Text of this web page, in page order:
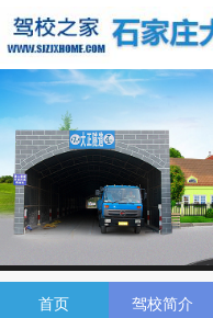
首页 驾校简介